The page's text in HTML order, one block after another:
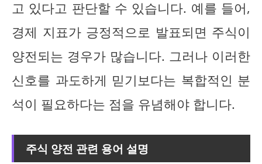
고 있다고 판단할 수 있습니다. 예를 들어,
경제 지표가 긍정적으로 발표되면 주식이
양전되는 경우가 많습니다. 그러나 이러한
신호를 과도하게 믿기보다는 복합적인 분
석이 필요하다는 점을 유념해야 합니다.
주식 양전 관련 용어 설명